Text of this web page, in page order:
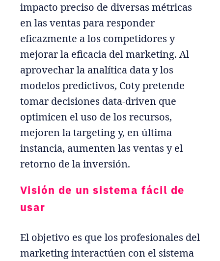
impacto preciso de diversas métricas
en las ventas para responder
eficazmente a los competidores y
mejorar la eficacia del marketing. Al
aprovechar la analítica data y los
modelos predictivos, Coty pretende
tomar decisiones data-driven que
optimicen el uso de los recursos,
mejoren la targeting y, en última
instancia, aumenten las ventas y el
retorno de la inversión.
Visión de un sistema fácil de
usar
El objetivo es que los profesionales del
marketing interactúen con el sistema